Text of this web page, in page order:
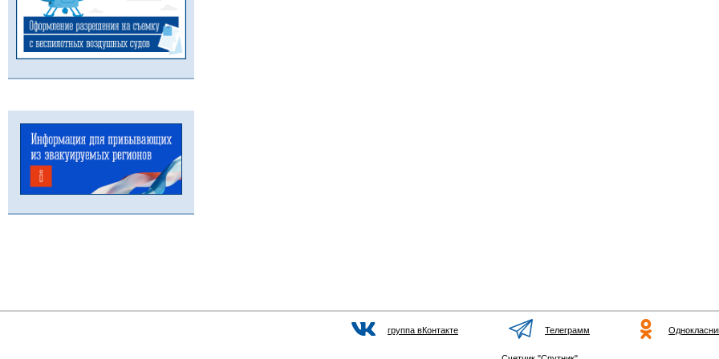
группа вКонтакте Телеграмм